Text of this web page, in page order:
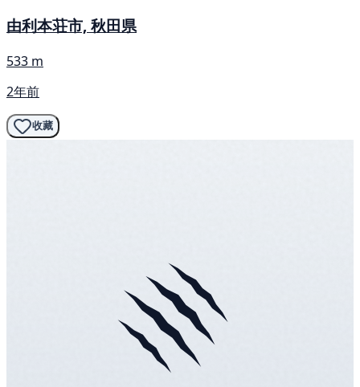
由利本荘市, 秋田県
533 m
2年前
收藏